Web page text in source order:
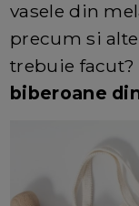
vasele din
precum si
trebuie facut?
biberoane